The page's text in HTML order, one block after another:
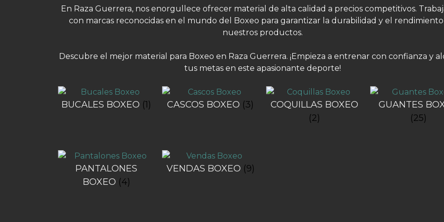
En Raza Guerrera, nos enorgullece ofrecer material de alta calidad a precios competitivos.
con marcas reconocidas en el mundo del Boxeo para garantizar la durabilidad y el
nuestros productos.
Descubre el mejor material para Boxeo en Raza Guerrera. ¡Empieza a entrenar con confianza y
tus metas en este apasionante deporte!
BUCALES BOXEO (1) CASCOS BOXEO (3)
COQUILLAS BOXEO
(2)
GUANTES
(25)
PANTALONES
BOXEO (4)
VENDAS BOXEO (9)